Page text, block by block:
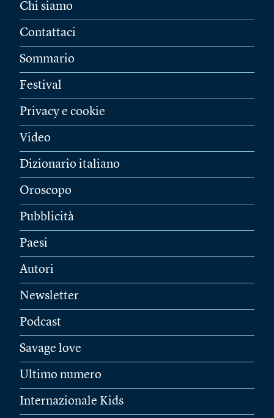
Chi siamo
Contattaci
Sommario
Festival
Privacy e cookie
Video
Dizionario italiano
Oroscopo
Pubblicità
Paesi
Autori
Newsletter
Podcast
Savage love
Ultimo numero
Internazionale Kids